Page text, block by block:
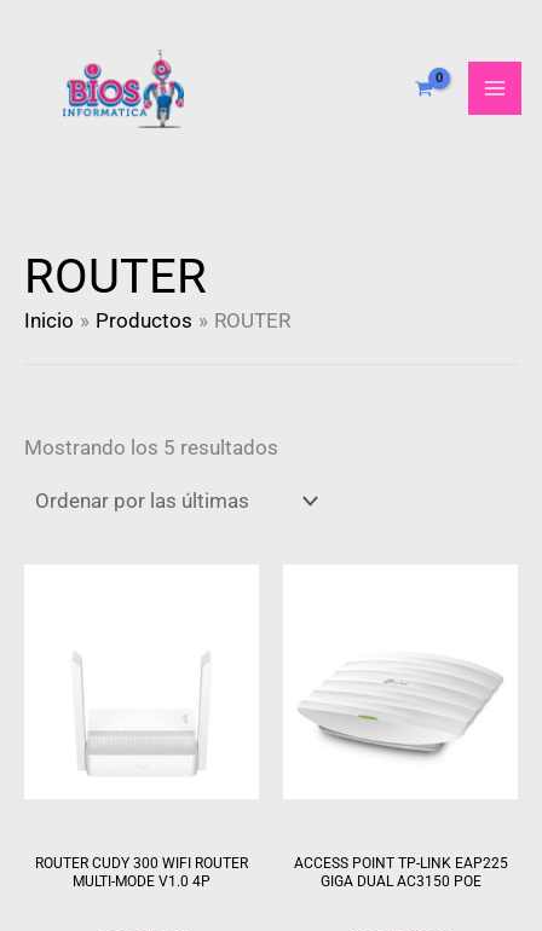
contenido
ROUTER
Inicio Productos ROUTER
Mostrando los 5 resultados
ROUTER CUDY 300 WIFI ROUTER
MULTI-MODE V1.0 4P
ACCESS POINT TP-LINK EAP225
GIGA DUAL AC3150 POE